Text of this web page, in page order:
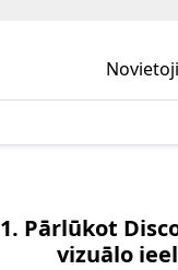
1. Pārlūkot
vizuālo